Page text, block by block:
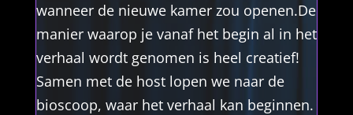
wanneer de nieuwe kamer zou openen.De
manier waarop je vanaf het begin al in het
verhaal wordt genomen is heel creatief!
Samen met de host lopen we naar de
bioscoop, waar het verhaal kan beginnen.